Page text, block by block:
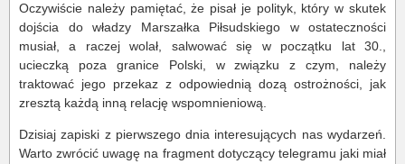
Oczywiście należy pamiętać, że pisał je polityk, który w skutek
dojścia do władzy Marszałka Piłsudskiego w ostateczności
musiał, a raczej wolał, salwować się w początku lat 30.,
ucieczką poza granice Polski, w związku z czym, należy
traktować jego przekaz z odpowiednią dozą ostrożności, jak
zresztą każdą inną relację wspomnieniową.
Dzisiaj zapiski z pierwszego dnia interesujących nas wydarzeń.
Warto zwrócić uwagę na fragment dotyczący telegramu jaki miał